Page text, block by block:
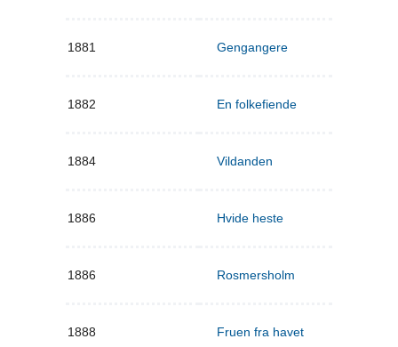
1881 Gengangere
1882 En folkefiende
1884 Vildanden
1886 Hvide heste
1886 Rosmersholm
1888 Fruen fra havet